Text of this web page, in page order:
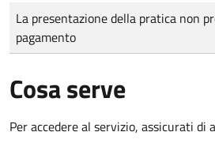
Tipo di pagamento
Importo
La presentazione della pratica non
pagamento
Cosa serve
Per accedere al servizio, assicurati di